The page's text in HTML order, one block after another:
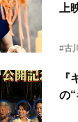
上
#古
の